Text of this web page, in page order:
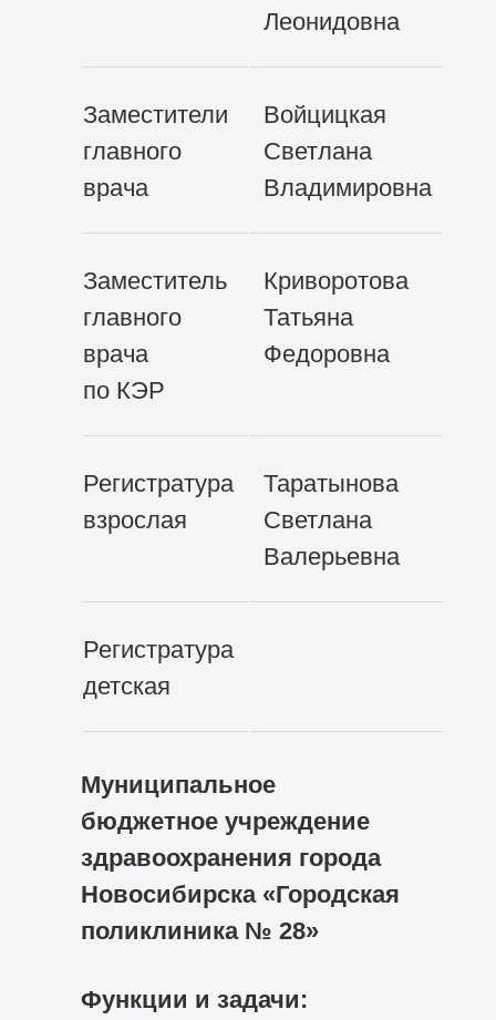
Леонидовна
Заместители
главного
врача
Войцицкая
Светлана
Владимировна
Заместитель
главного
врача
по КЭР
Криворотова
Татьяна
Федоровна
Регистратура
взрослая
Таратынова
Светлана
Валерьевна
Регистратура
детская
Муниципальное
бюджетное учреждение
здравоохранения города
Новосибирска «Городская
поликлиника № 28»
Функции и задачи: